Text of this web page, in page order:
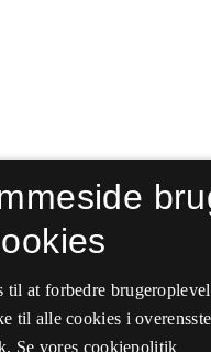
til at forbedre
til alle cookies i
Se vores cookiepolitik